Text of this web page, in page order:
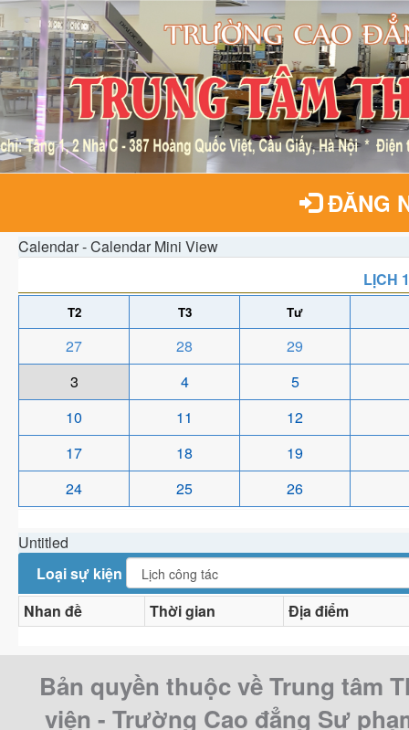
ĐĂNG
Calendar - Calendar Mini View
LỊCH
T2 T3 Tư
27 28
29
3
4
5
10
11
12
17
18
19
24
25 26
Untitled
Loại sự kiện
Nhan đề
Thời gian Địa điểm
Bản quyền thuộc về Trung tâm
viện - Trường Cao đẳng Sư